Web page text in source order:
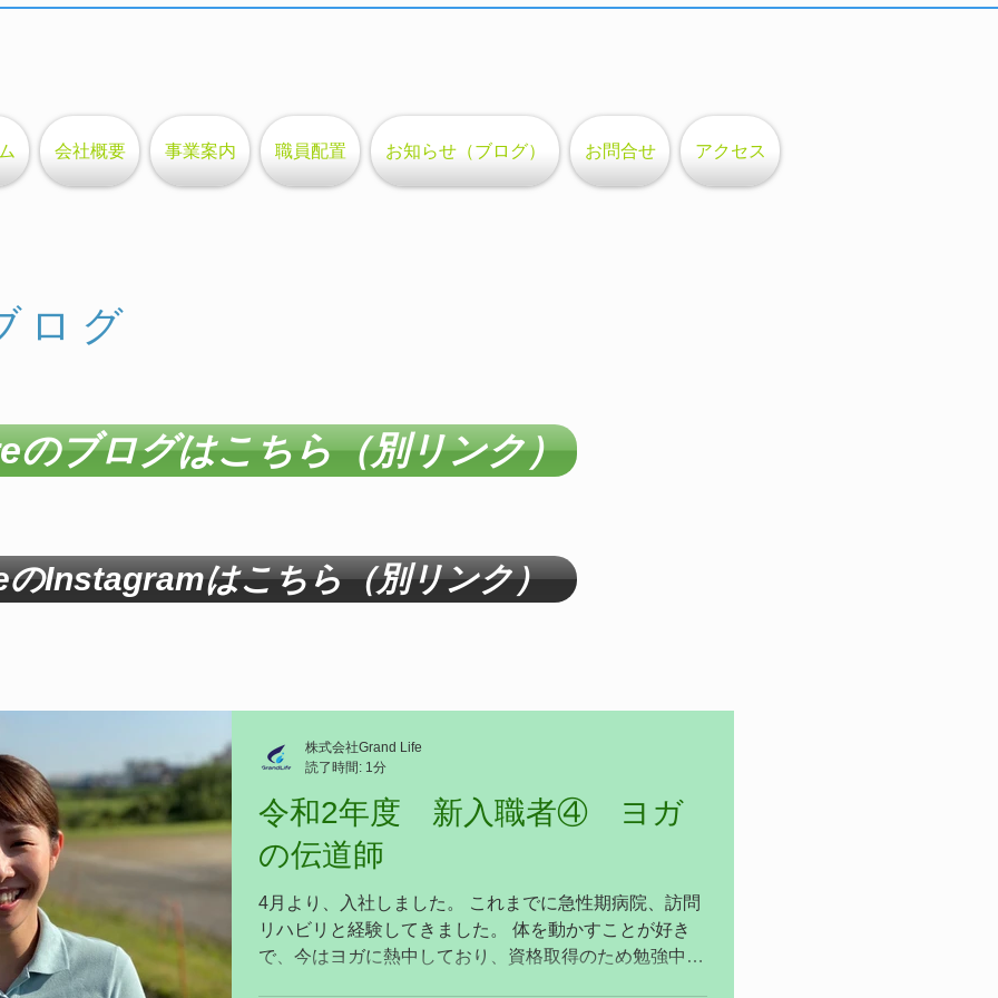
会社概要 事業案内 職員配置 お知らせ（ブログ） お問合せ アクセス
ログ
のブログはこちら（別リンク）
Instagramはこちら（別リンク）
令和2年度 新入職者④ ヨガ
の伝道師
4月より、入社しました。 これまでに急性期病院、訪問
リハビリと経験してきました。 体を動かすことが好き
で、今はヨガに熱中しており、資格取得のため勉強中で
株式会社Grand Life
読了時間: 1分